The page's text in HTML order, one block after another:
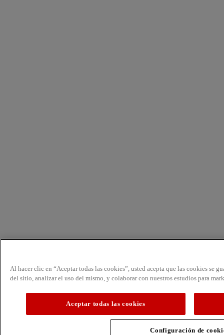
Al hacer clic en “Aceptar todas las cookies”, usted acepta que las cookies se
del sitio, analizar el uso del mismo, y colaborar con nuestros estudios para
Aceptar todas las cookies
Configuración de